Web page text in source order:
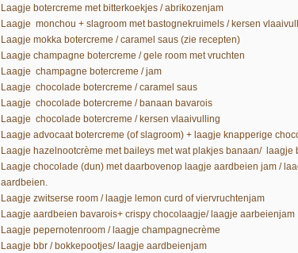
Laagje botercreme met bitterkoekjes / abrikozenjam
Laagje monchou + slagroom met bastognekruimels / kersen
Laagje mokka botercreme / caramel saus (zie recepten)
Laagje champagne botercreme / gele room met vruchten
Laagje champagne botercreme / jam
Laagje chocolade botercreme / caramel saus
Laagje chocolade botercreme / banaan bavarois
Laagje chocolade botercreme / kersen vlaaivulling
Laagje advocaat botercreme (of slagroom) + laagje knapperige
Laagje hazelnootcrème met baileys met wat plakjes banaan/ laagje
Laagje chocolade (dun) met daarbovenop laagje aardbeien jam /
aardbeien.
Laagje zwitserse room / laagje lemon curd of viervruchtenjam
Laagje aardbeien bavarois+ crispy chocolaagje/ laagje aarbeienjam
Laagje pepernotenroom / laagje champagnecrème
Laagje bbr / bokkepootjes/ laagje aardbeienjam